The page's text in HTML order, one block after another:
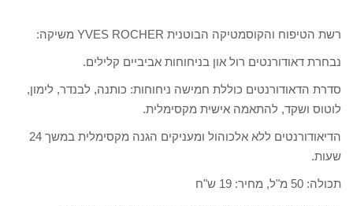
רשת הטיפוח והקוסמטיקה הבוטנית YVES ROCHER משיקה:
נבחרת דאודורנטים רול און בניחוחות אביביים קלילים.
סדרת הדאודורנטים כוללת חמישה ניחוחות: כותנה, לבנדר, לימון,
לוטוס ושקד, להתאמה אישית מקסימלית.
הדיאודורנטים ללא אלכוהול ומעניקים הגנה מקסימלית במשך 24
שעות.
תכולה: 50 מ"ל, מחיר: 19 ש"ח